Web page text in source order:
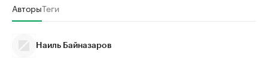
АвторыТеги
Наиль Байназаров